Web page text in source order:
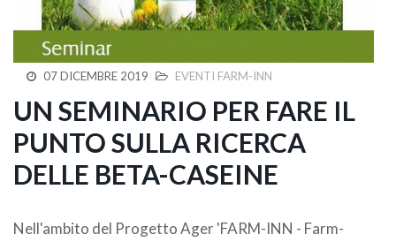
07 DICEMBRE 2019 EVENTI FARM-INN
UN SEMINARIO PER FARE IL
PUNTO SULLA RICERCA
DELLE BETA-CASEINE
Nell'ambito del Progetto Ager 'FARM-INN - Farm-